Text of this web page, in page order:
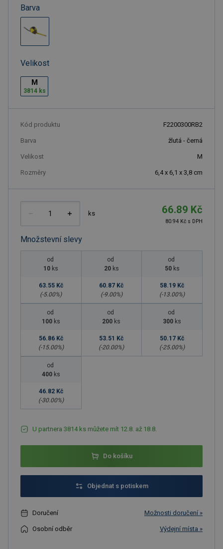
Barva
Velikost
M
3814 ks
Kód produktu F2200300RB2
Barva žlutá - černá
Velikost M
Rozměry 6,4 x 6,1 x 3,8 cm
ks 66.89 Kč
80.94 Kč s DPH
Množstevní slevy
od
10 ks
63.55 Kč
(-5.00%)
od
20 ks
60.87 Kč
(-9.00%)
od
50 ks
58.19 Kč
(-13.00%)
od
100 ks
56.86 Kč
(-15.00%)
od
200 ks
53.51 Kč
(-20.00%)
od
300 ks
50.17 Kč
(-25.00%)
od
400 ks
46.82 Kč
(-30.00%)
U partnera 3814 ks můžete mít 12.8. až 18.8.
Do košíku
Objednat s potiskem
Doručení Možnosti doručení »
Osobní odběr Výdejní místa »